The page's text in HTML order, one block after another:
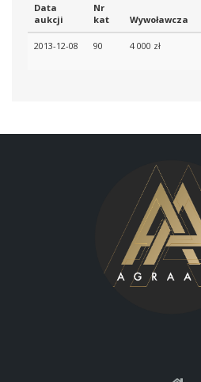
Data
aukcji
Nr
kat
Wywoławcza
2013-12-08 90 4 000 zł